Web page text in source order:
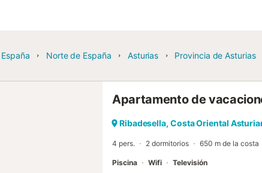
España Norte de España Asturias Provincia de Asturias
Apartamento de
Ribadesella, Costa Oriental
4 pers. 2 dormitorios 650 m de la costa
Piscina Wifi Televisión